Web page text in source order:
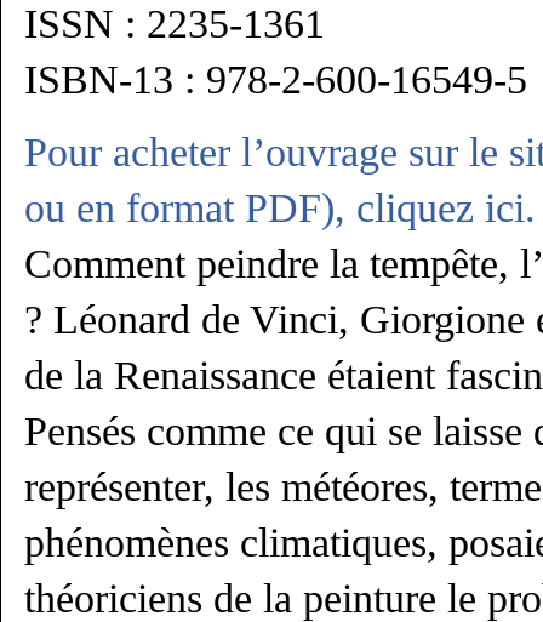
ISSN : 2235-1361
ISBN-13 : 978-2-600-16549-5
Pour acheter l’ouvrage sur le
ou en format PDF), cliquez ici.
Comment peindre la tempête,
? Léonard de Vinci, Giorgione
de la Renaissance étaient
Pensés comme ce qui se
représenter, les météores,
phénomènes climatiques,
théoriciens de la peinture le